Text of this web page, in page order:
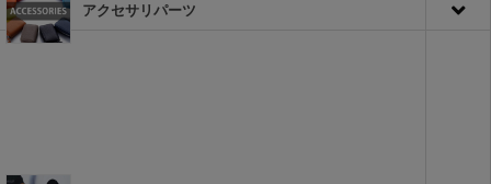
アクセサリパーツ